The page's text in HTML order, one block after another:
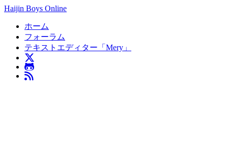
Haijin Boys Online
ホーム
フォーラム
テキストエディター「Mery」